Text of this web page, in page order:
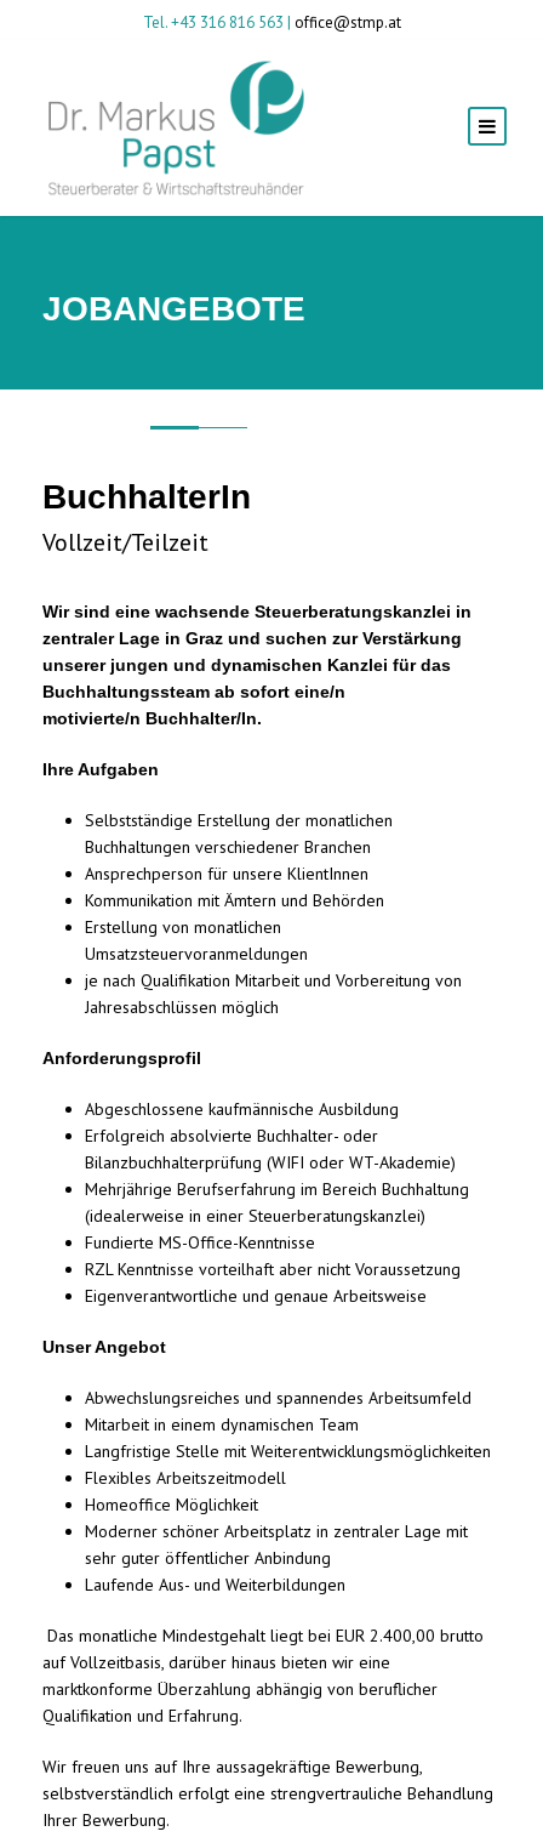
Tel. +43 316 816 563 | office@stmp.at
JOBANGEBOTE
BuchhalterIn
Vollzeit/Teilzeit
Wir sind eine wachsende Steuerberatungskanzlei in
zentraler Lage in Graz und suchen zur Verstärkung
unserer jungen und dynamischen Kanzlei für das
Buchhaltungssteam ab sofort eine/n
motivierte/n Buchhalter/In.
Ihre Aufgaben
Selbstständige Erstellung der monatlichen
Buchhaltungen verschiedener Branchen
Ansprechperson für unsere KlientInnen
Kommunikation mit Ämtern und Behörden
Erstellung von monatlichen
Umsatzsteuervoranmeldungen
je nach Qualifikation Mitarbeit und Vorbereitung von
Jahresabschlüssen möglich
Anforderungsprofil
Abgeschlossene kaufmännische Ausbildung
Erfolgreich absolvierte Buchhalter- oder
Bilanzbuchhalterprüfung (WIFI oder WT-Akademie)
Mehrjährige Berufserfahrung im Bereich Buchhaltung
(idealerweise in einer Steuerberatungskanzlei)
Fundierte MS-Office-Kenntnisse
RZL Kenntnisse vorteilhaft aber nicht Voraussetzung
Eigenverantwortliche und genaue Arbeitsweise
Unser Angebot
Abwechslungsreiches und spannendes Arbeitsumfeld
Mitarbeit in einem dynamischen Team
Langfristige Stelle mit Weiterentwicklungsmöglichkeiten
Flexibles Arbeitszeitmodell
Homeoffice Möglichkeit
Moderner schöner Arbeitsplatz in zentraler Lage mit
sehr guter öffentlicher Anbindung
Laufende Aus- und Weiterbildungen
Das monatliche Mindestgehalt liegt bei EUR 2.400,00 brutto
auf Vollzeitbasis, darüber hinaus bieten wir eine
marktkonforme Überzahlung abhängig von beruflicher
Qualifikation und Erfahrung.
Wir freuen uns auf Ihre aussagekräftige Bewerbung,
selbstverständlich erfolgt eine strengvertrauliche Behandlung
Ihrer Bewerbung.